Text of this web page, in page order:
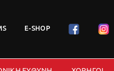
E-SHOP